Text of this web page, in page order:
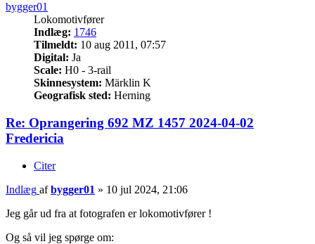
bygger01
Lokomotivfører
Indlæg: 1746
Tilmeldt: 10 aug 2011, 07:57
Digital: Ja
Scale: H0 - 3-rail
Skinnesystem: Märklin K
Geografisk sted: Herning
Re: Oprangering 692 MZ 1457 2024-04-02
Fredericia
Citer
Indlæg afbygger01 » 10 jul 2024, 21:06
Jeg går ud fra at fotografen er lokomotivfører !
Og så vil jeg spørge om: